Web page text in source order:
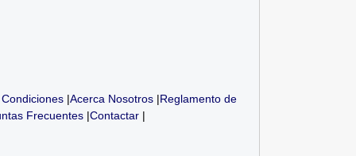
|Acerca Nosotros |Reglamento de
Frecuentes|Contactar|